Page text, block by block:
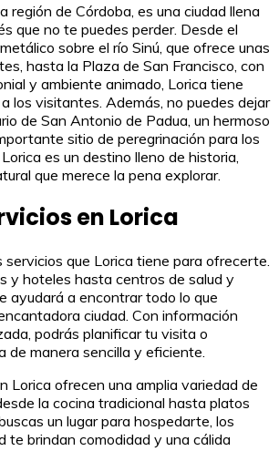
región de Córdoba, es una ciudad llena
que no te puedes perder. Desde el
sobre el río Sinú, que ofrece unas
hasta la Plaza de San Francisco, con
y ambiente animado, Lorica tiene
los visitantes. Además, no puedes dejar
de San Antonio de Padua, un hermoso
sitio de peregrinación para los
es un destino lleno de historia,
que merece la pena explorar.
en Lorica
servicios que Lorica tiene para ofrecerte.
y hoteles hasta centros de salud y
ayudará a encontrar todo lo que
ciudad. Con información
podrás planificar tu visita o
de manera sencilla y eficiente.
Lorica ofrecen una amplia variedad de
la cocina tradicional hasta platos
un lugar para hospedarte, los
te brindan comodidad y una cálida